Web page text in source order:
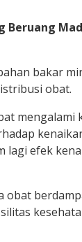
bakar
obat.
mengalami
lagi efek
obat